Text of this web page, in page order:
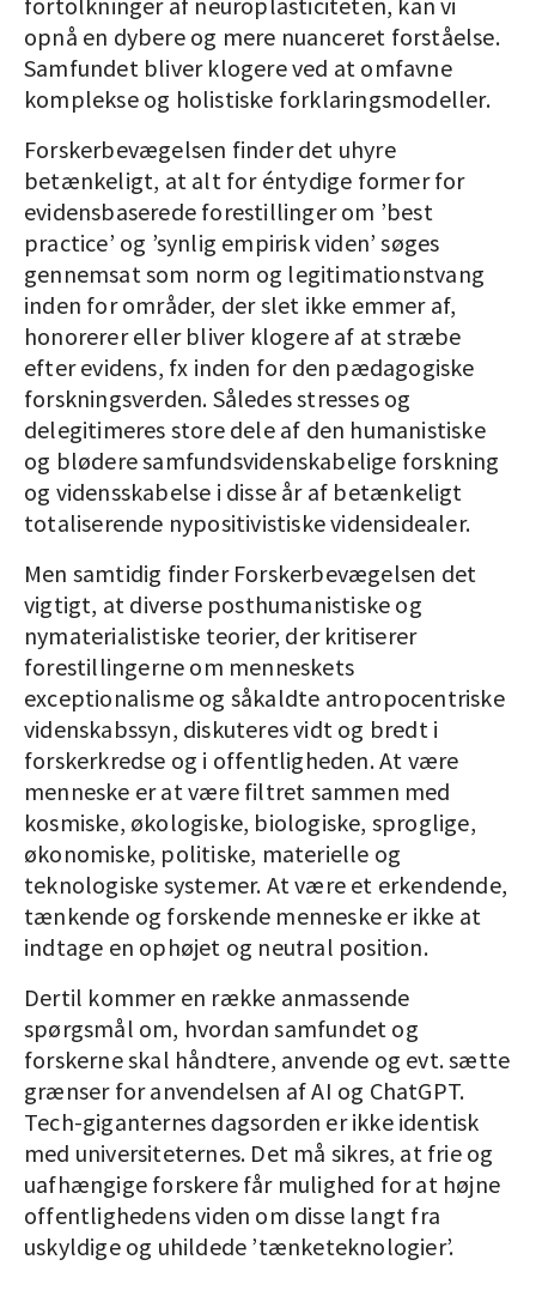
opnå en dybere og mere nuanceret forståelse.
Samfundet bliver klogere ved at omfavne
komplekse og holistiske forklaringsmodeller.
Forskerbevægelsen finder det uhyre
betænkeligt, at alt for éntydige former for
evidensbaserede forestillinger om ’best
practice’ og ’synlig empirisk viden’ søges
gennemsat som norm og legitimationstvang
inden for områder, der slet ikke emmer af,
honorerer eller bliver klogere af at stræbe
efter evidens, fx inden for den pædagogiske
forskningsverden. Således stresses og
delegitimeres store dele af den humanistiske
og blødere samfundsvidenskabelige forskning
og vidensskabelse i disse år af betænkeligt
totaliserende nypositivistiske vidensidealer.
Men samtidig finder Forskerbevægelsen det
vigtigt, at diverse posthumanistiske og
nymaterialistiske teorier, der kritiserer
forestillingerne om menneskets
exceptionalisme og såkaldte antropocentriske
videnskabssyn, diskuteres vidt og bredt i
forskerkredse og i offentligheden. At være
menneske er at være filtret sammen med
kosmiske, økologiske, biologiske, sproglige,
økonomiske, politiske, materielle og
teknologiske systemer. At være et erkendende,
tænkende og forskende menneske er ikke at
indtage en ophøjet og neutral position.
Dertil kommer en række anmassende
spørgsmål om, hvordan samfundet og
forskerne skal håndtere, anvende og evt. sætte
grænser for anvendelsen af AI og ChatGPT.
Tech-giganternes dagsorden er ikke identisk
med universiteternes. Det må sikres, at frie og
uafhængige forskere får mulighed for at højne
offentlighedens viden om disse langt fra
uskyldige og uhildede ’tænketeknologier’.